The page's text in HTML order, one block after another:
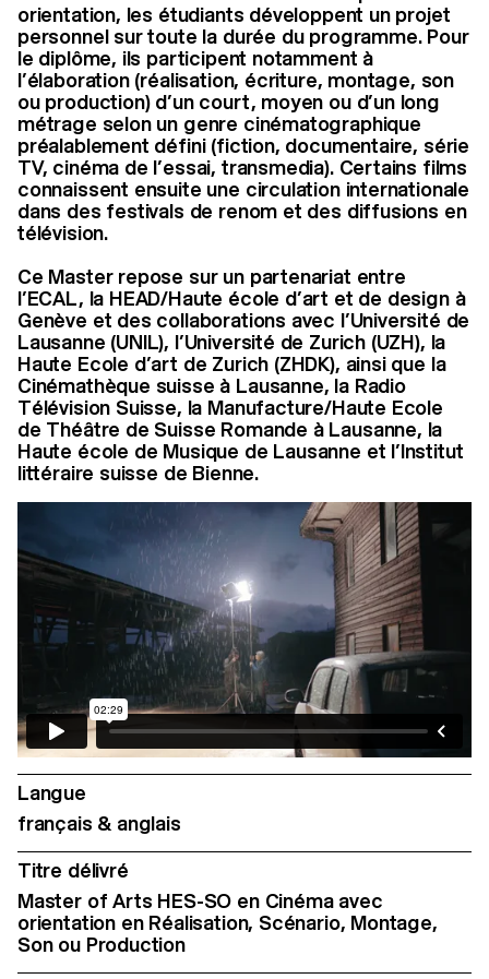
orientation, les étudiants développent un projet
personnel sur toute la durée du programme. Pour
le diplôme, ils participent notamment à
l’élaboration (réalisation, écriture, montage, son
ou production) d’un court, moyen ou d’un long
métrage selon un genre cinématographique
préalablement défini (fiction, documentaire, série
TV, cinéma de l’essai, transmedia). Certains films
connaissent ensuite une circulation internationale
dans des festivals de renom et des diffusions en
télévision.
Ce Master repose sur un partenariat entre
l’ECAL, la HEAD/Haute école d’art et de design à
Genève et des collaborations avec l’Université de
Lausanne (UNIL), l’Université de Zurich (UZH), la
Haute Ecole d’art de Zurich (ZHDK), ainsi que la
Cinémathèque suisse à Lausanne, la Radio
Télévision Suisse, la Manufacture/Haute Ecole
de Théâtre de Suisse Romande à Lausanne, la
Haute école de Musique de Lausanne et l’Institut
littéraire suisse de Bienne.
Langue
français & anglais
Titre délivré
Master of Arts HES-SO en Cinéma avec
orientation en Réalisation, Scénario, Montage,
Son ou Production